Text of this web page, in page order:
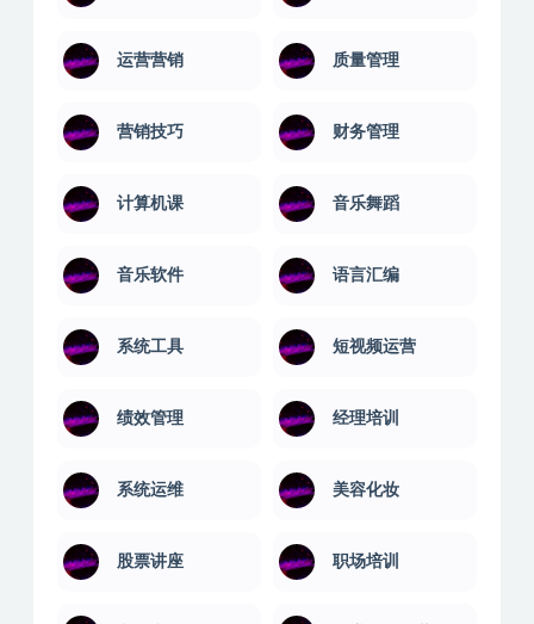
运营营销 质量管理
营销技巧 财务管理
计算机课 音乐舞蹈
音乐软件 语言汇编
系统工具 短视频运营
绩效管理 经理培训
系统运维 美容化妆
股票讲座 职场培训